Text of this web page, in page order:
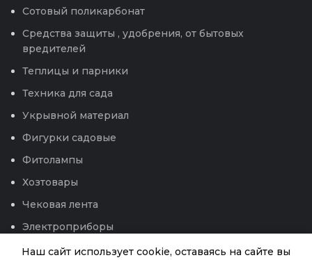
Сотовый поликарбонат
Средства защиты , удобрения, от бытовых
вредителей
Теплицы и парники
Техника для сада
Укрывной материал
Фигурки садовые
Фитолампы
Хозтовары
Чековая лента
Электроприборы
Наш сайт использует cookie, оставаясь на сайте вы